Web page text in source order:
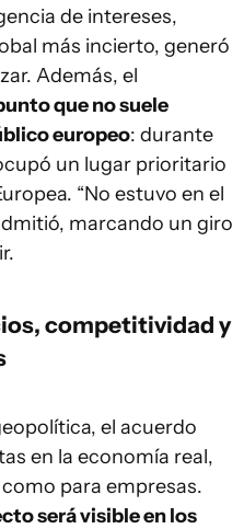
de intereses,
más incierto, generó
Además, el
que no suele
europeo: durante
un lugar prioritario
“No estuvo en el
marcando un giro
competitividad y
el acuerdo
en la economía real,
para empresas.
será visible en los